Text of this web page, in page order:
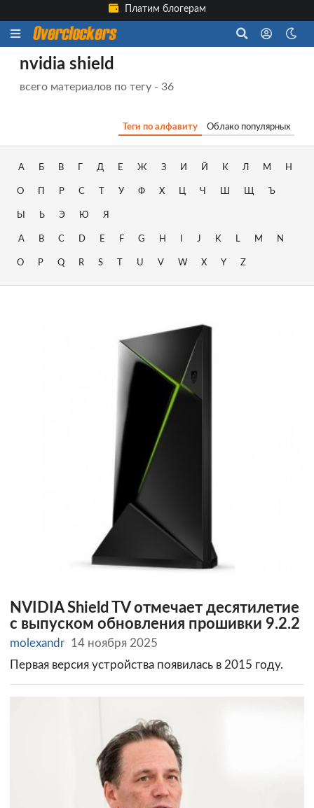
Платим блогерам
nvidia shield
всего материалов по тегу - 36
Теги по алфавиту Облако популярных
А Б В Д Е Ж З И Й К Л М Н
О Р С У Ф Х Ц Ч Ш Щ Ъ
Ы Ь Э Ю Я
A B C D E F G H J K L M N
O P Q R S U V W X Y Z
NVIDIA Shield TV отмечает десятилетие
с выпуском обновления прошивки 9.2.2
molexandr 14 ноября 2025
Первая версия устройства появилась в 2015 году.